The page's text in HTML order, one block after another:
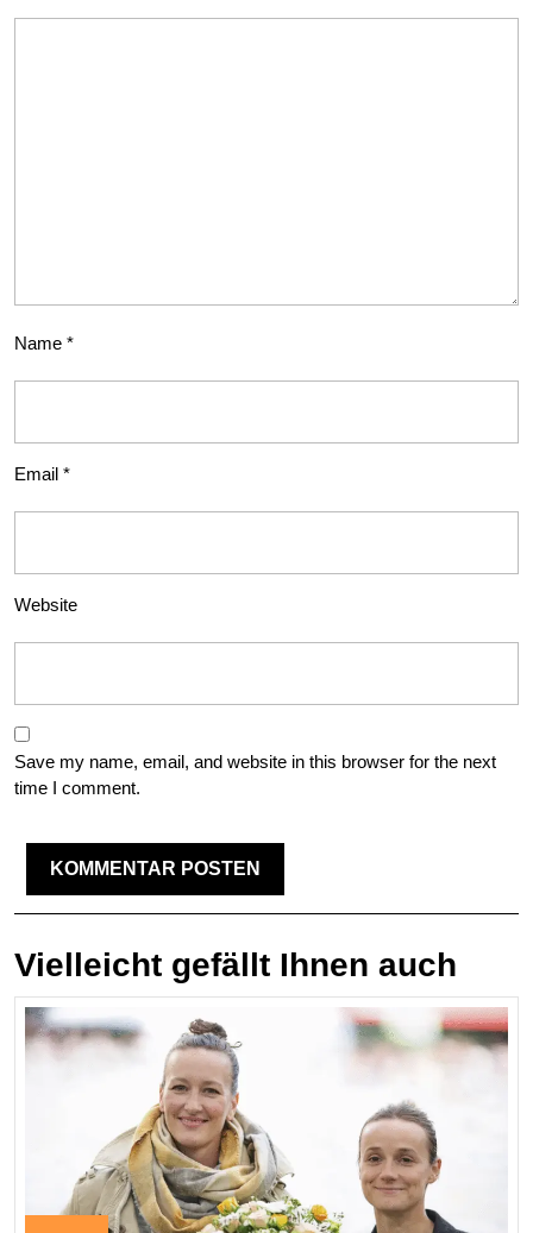
Name *
Email *
Website
Save my name, email, and website in this browser for the next
time I comment.
Vielleicht gefällt Ihnen auch